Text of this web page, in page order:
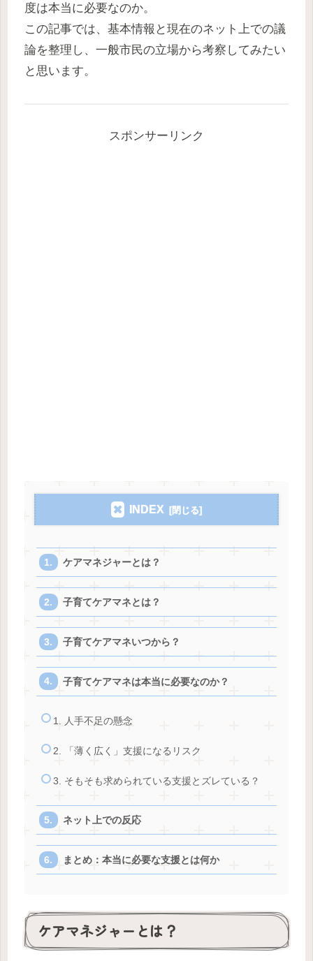
度は本当に必要なのか。
この記事では、基本情報と現在のネット上での議
論を整理し、一般市民の立場から考察してみたい
と思います。
スポンサーリンク
INDEX
ケアマネジャーとは？
子育てケアマネとは？
子育てケアマネいつから？
子育てケアマネは本当に必要なのか？
1. 人手不足の懸念
2. 「薄く広く」支援になるリスク
3. そもそも求められている支援とズレている？
ネット上での反応
まとめ：本当に必要な支援とは何か
ケアマネジャーとは？